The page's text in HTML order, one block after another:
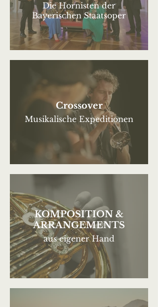
Die Hornisten der
Bayerischen Staatsoper
Crossover
Musikalische Expeditionen
KOMPOSITION &
ARRANGEMENTS
aus eigener Hand